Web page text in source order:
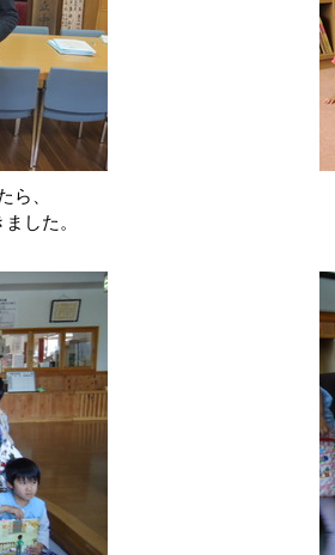
ら、
した。